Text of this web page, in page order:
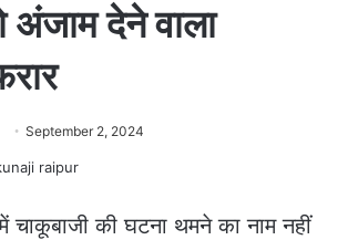
अंजाम देने वाला
d
September 2, 2024
चाकूबाजी की घटना थमने का नाम नहीं